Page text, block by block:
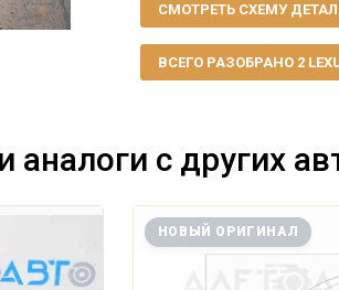
СМОТРЕТЬ СХЕМУ
ВСЕГО РАЗОБРАНО 2
аналоги с других
НОВЫЙ ОРИГИНАЛ